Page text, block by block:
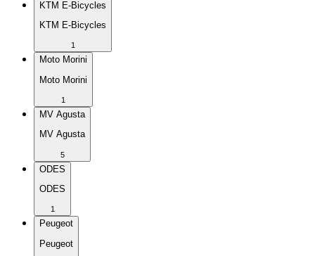
KTM E-Bicycles
KTM E-Bicycles
1
Moto Morini
Moto Morini
1
MV Agusta
MV Agusta
5
ODES
ODES
1
Peugeot
Peugeot